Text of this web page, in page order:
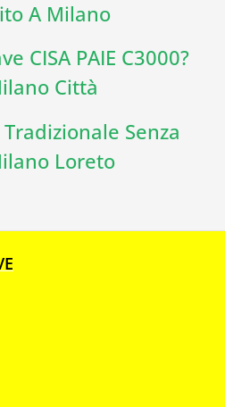
A Milano
CISA PAIE C3000?
Città
Senza
Loreto